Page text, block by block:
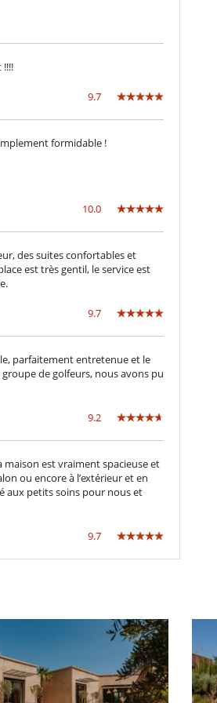
9.7
formidable !
10.0
des suites confortables et
est très gentil, le service est
9.7
parfaitement entretenue et le
de golfeurs, nous avons pu
9.2
maison est vraiment spacieuse et
ou encore à l’extérieur et en
aux petits soins pour nous et
9.7